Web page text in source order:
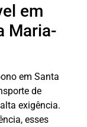
em
Maria-
em Santa
de
exigência.
esses